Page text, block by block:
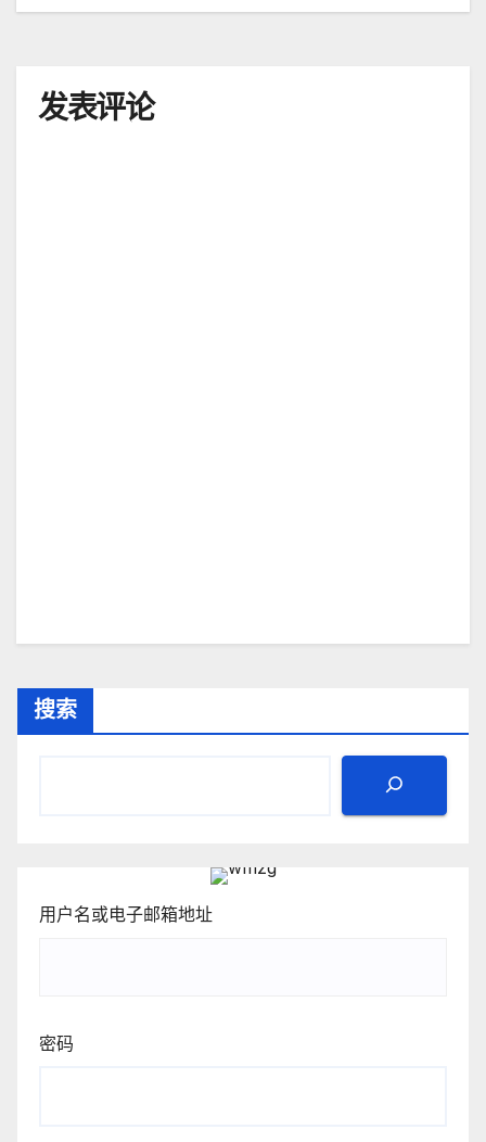
章
航
发表评论
搜索
用户名或电子邮箱地址
密码